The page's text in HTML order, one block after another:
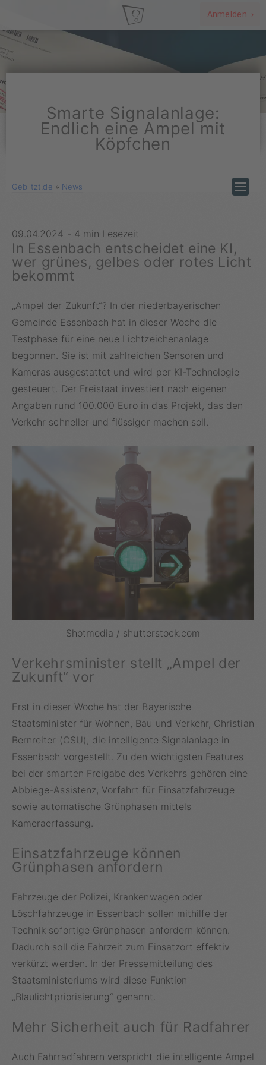
Anmelden ›
Smarte Signalanlage:
Endlich eine Ampel mit
Köpfchen
Geblitzt.de » News
09.04.2024 - 4 min Lesezeit
In Essenbach entscheidet eine KI,
wer grünes, gelbes oder rotes Licht
bekommt
„Ampel der Zukunft“? In der niederbayerischen
Gemeinde Essenbach hat in dieser Woche die
Testphase für eine neue Lichtzeichenanlage
begonnen. Sie ist mit zahlreichen Sensoren und
Kameras ausgestattet und wird per KI-Technologie
gesteuert. Der Freistaat investiert nach eigenen
Angaben rund 100.000 Euro in das Projekt, das den
Verkehr schneller und flüssiger machen soll.
Shotmedia / shutterstock.com
Verkehrsminister stellt „Ampel der
Zukunft“ vor
Erst in dieser Woche hat der Bayerische
Staatsminister für Wohnen, Bau und Verkehr, Christian
Bernreiter (CSU), die intelligente Signalanlage in
Essenbach vorgestellt. Zu den wichtigsten Features
bei der smarten Freigabe des Verkehrs gehören eine
Abbiege-Assistenz, Vorfahrt für Einsatzfahrzeuge
sowie automatische Grünphasen mittels
Kameraerfassung.
Einsatzfahrzeuge können
Grünphasen anfordern
Fahrzeuge der Polizei, Krankenwagen oder
Löschfahrzeuge in Essenbach sollen mithilfe der
Technik sofortige Grünphasen anfordern können.
Dadurch soll die Fahrzeit zum Einsatzort effektiv
verkürzt werden. In der Pressemitteilung des
Staatsministeriums wird diese Funktion
„Blaulichtpriorisierung“ genannt.
Mehr Sicherheit auch für Radfahrer
Auch Fahrradfahrern verspricht die intelligente Ampel